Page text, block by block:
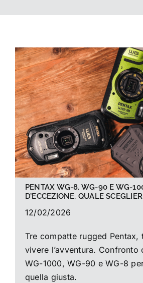
La foto del mese
Guide
Cerca
per:
PENTAX WG-8, WG-90 E WG-
D’ECCEZIONE. QUALE
12/02/2026
Tre compatte rugged Pentax,
vivere l’avventura. Confronto
WG-1000, WG-90 e WG-8
quella giusta.